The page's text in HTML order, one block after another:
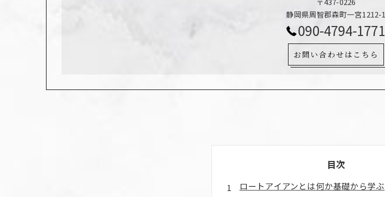
静岡県周智郡森町一宮1212-1
090-4794-1771
お問い合わせはこちら
目次
ロートアイアンとは何か基礎から学ぶ